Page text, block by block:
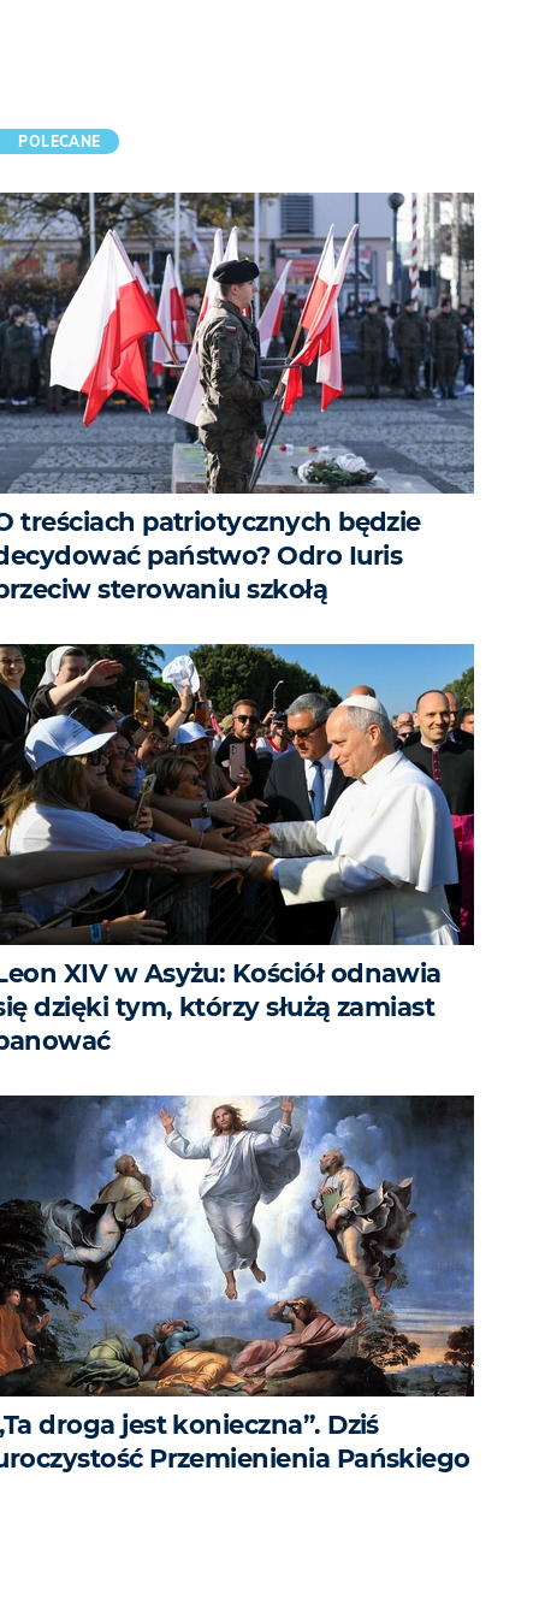
POLECANE
treściach patriotycznych będzie
państwo? Odro Iuris
sterowaniu szkołą
XIV w Asyżu: Kościół odnawia
dzięki tym, którzy służą zamiast
droga jest konieczna”. Dziś
Przemienienia Pańskiego